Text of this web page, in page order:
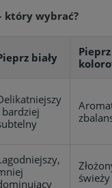
który wybrać?
biały
Pieprz
bardziej
świeży